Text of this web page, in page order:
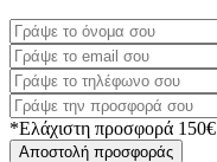
*Ελάχιστη προσφορά 150€
Αποστολή προσφοράς